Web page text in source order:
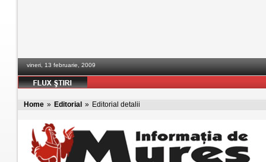
vineri, 13 februarie, 2009
Home » Editorial » Editorial detalii